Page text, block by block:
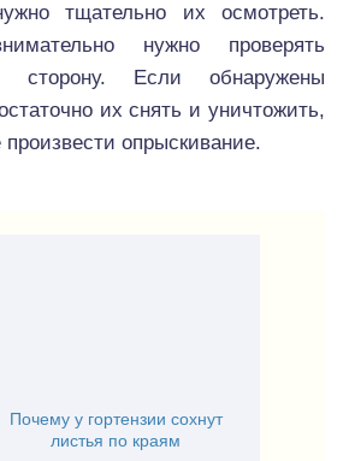
тщательно их осмотреть.
нужно проверять
Если обнаружены
их снять и уничтожить,
произвести опрыскивание.
Почему у гортензии сохнут
листья по краям